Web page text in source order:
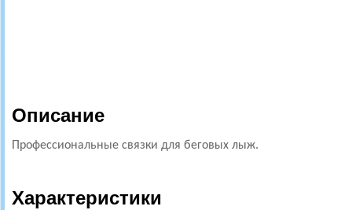
Описание
Профессиональные связки для беговых лыж.
Характеристики